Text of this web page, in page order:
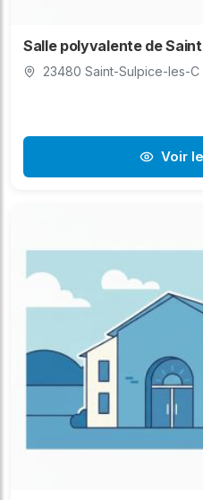
Salle polyvalente de
23480 Saint-Sulpice-les-C
Voir